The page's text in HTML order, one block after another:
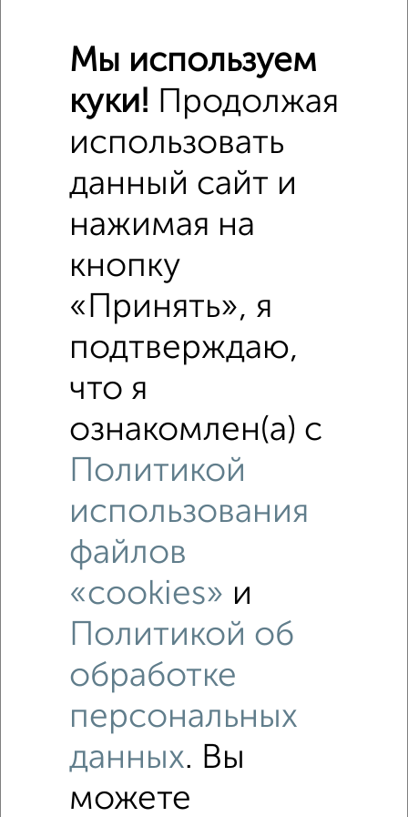
Похожие предложения рядом
Дома недалеко от Белякова 15
Рядом, с меньшей ценой
Недалеко от Белякова 15 с ценой ниже
Мы используем
куки! Продолжая
использовать
данный сайт и
нажимая на
кнопку
«Принять», я
подтверждаю,
что я
ознакомлен(а) с
Политикой
использования
файлов
«cookies» и
Политикой об
обработке
персональных
данных. Вы
можете